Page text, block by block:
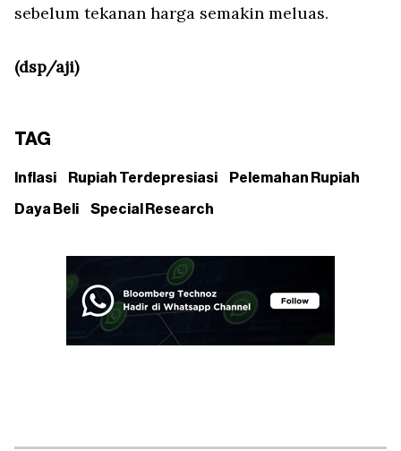
sebelum tekanan harga semakin meluas.
(dsp/aji)
TAG
Inflasi Rupiah Terdepresiasi Pelemahan Rupiah
Daya Beli Special Research